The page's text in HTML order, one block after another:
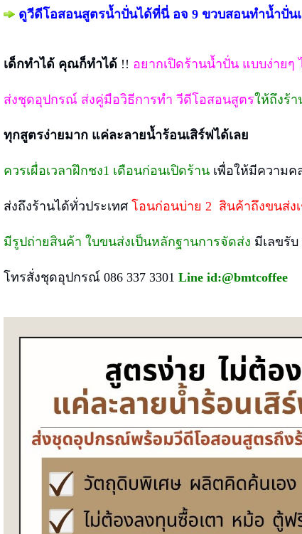
ดูวีดีโอสอนสูตรน้ำปั่นได้ที่นี่ อจ 9 ขวบสอนทำน้ำปั่น
เด็กทำได้ คุณก็ทำได้ !! อยากเปิดร้านน้ำปั่น แบบง่ายๆ
ส่งชุดอุปกรณ์ ส่งคู่มือวิธีการทำ วีดีโอสอนสูตรให้ถึงร้
ทุกสูตรง่ายมาก แค่ละลายน้ำร้อนเสิร์ฟได้เลย
ควรเผื่อเวลาฝึกชง1 เดือนก่อนเปิดร้าน เพื่อให้มีความค
ส่งถึงร้านได้ทั่วประเทศโอนก่อนบ่าย 2 สินค้าถึงขนส่ง
มีรูปถ่ายสินค้า ใบขนส่งเป็นหลักฐานการจัดส่ง มีเลขรั
โทรสั่งชุดอุปกรณ์ 086 337 3301Line id:@bmtcoffee